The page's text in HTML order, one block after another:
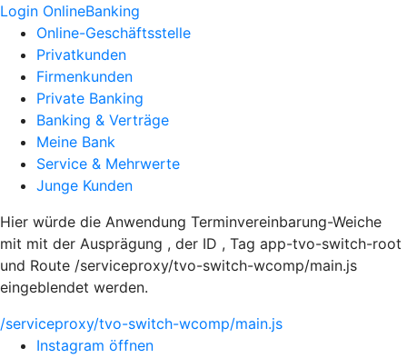
Login OnlineBanking
Online-Geschäftsstelle
Privatkunden
Firmenkunden
Private Banking
Banking & Verträge
Meine Bank
Service & Mehrwerte
Junge Kunden
Hier würde die Anwendung Terminvereinbarung-Weiche
mit mit der Ausprägung , der ID , Tag app-tvo-switch-root
und Route /serviceproxy/tvo-switch-wcomp/main.js
eingeblendet werden.
/serviceproxy/tvo-switch-wcomp/main.js
Instagram öffnen